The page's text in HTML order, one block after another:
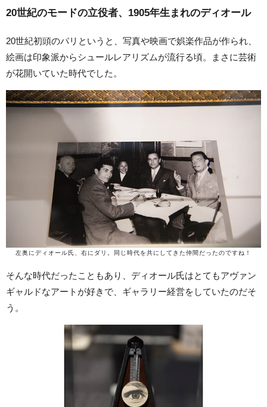
20世紀のモードの立役者、1905年生まれのディオール
20世紀初頭のパリというと、写真や映画で娯楽作品が作られ、
絵画は印象派からシュールレアリズムが流行る頃。まさに芸術
が花開いていた時代でした。
左奥にディオール氏、右にダリ。同じ時代を共にしてきた仲間だったのですね！
そんな時代だったこともあり、ディオール氏はとてもアヴァン
ギャルドなアートが好きで、ギャラリー経営をしていたのだそ
う。